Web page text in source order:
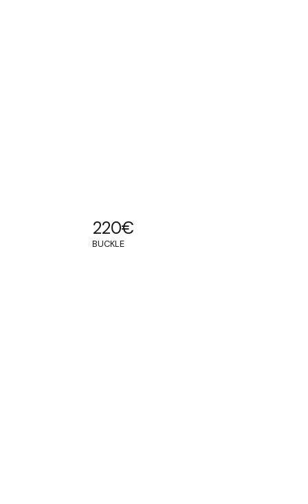
220€
BUCKLE